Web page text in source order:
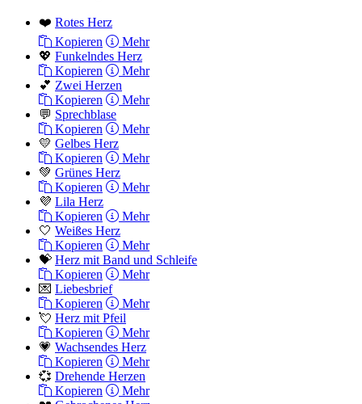
❤️ Rotes Herz
Kopieren
Mehr
💖 Funkelndes Herz
Kopieren
Mehr
💕 Zwei Herzen
Kopieren
Mehr
💬 Sprechblase
Kopieren
Mehr
💛 Gelbes Herz
Kopieren
Mehr
💚 Grünes Herz
Kopieren
Mehr
💜 Lila Herz
Kopieren
Mehr
🤍 Weißes Herz
Kopieren
Mehr
💝 Herz mit Band und Schleife
Kopieren
Mehr
💌 Liebesbrief
Kopieren
Mehr
💘 Herz mit Pfeil
Kopieren
Mehr
💗 Wachsendes Herz
Kopieren
Mehr
💞 Drehende Herzen
Kopieren
Mehr